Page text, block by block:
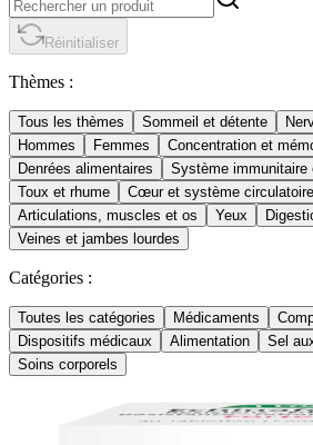
Réinitialiser
Thèmes :
Tous les thèmes Sommeil et détente
Hommes
Femmes
Concentration et
Denrées alimentaires
Système immunitaire
Toux et rhume
Cœur et système circulatoire
Articulations, muscles et os
Yeux
Veines et jambes lourdes
Catégories :
Toutes les catégories Médicaments
Dispositifs médicaux
Alimentation
Sel
Soins corporels